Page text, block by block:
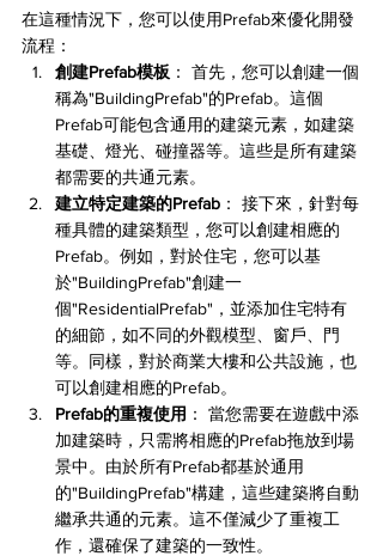
在這種情況下，您可以使用Prefab來優化開發
流程：
創建Prefab模板 ： 首先，您可以創建一個
稱為"BuildingPrefab"的Prefab。這個
Prefab可能包含通用的建築元素，如建築
基礎、燈光、碰撞器等。這些是所有建築
都需要的共通元素。
建立特定建築的Prefab ： 接下來，針對每
種具體的建築類型，您可以創建相應的
Prefab。例如，對於住宅，您可以基
於"BuildingPrefab"創建一
個"ResidentialPrefab"，並添加住宅特有
的細節，如不同的外觀模型、窗戶、門
等。同樣，對於商業大樓和公共設施，也
可以創建相應的Prefab。
Prefab的重複使用 ： 當您需要在遊戲中添
加建築時，只需將相應的Prefab拖放到場
景中。由於所有Prefab都基於通用
的"BuildingPrefab"構建，這些建築將自動
繼承共通的元素。這不僅減少了重複工
作，還確保了建築的一致性。